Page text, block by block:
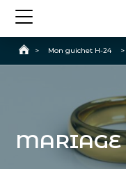
Accueil
> Mon guichet H-24 >
MARIAGE